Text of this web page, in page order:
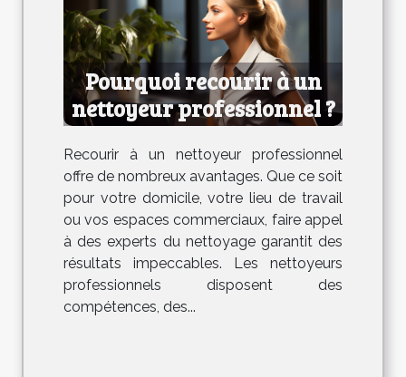
Pourquoi recourir à un
nettoyeur professionnel ?
Recourir à un nettoyeur professionnel
offre de nombreux avantages. Que ce soit
pour votre domicile, votre lieu de travail
ou vos espaces commerciaux, faire appel
à des experts du nettoyage garantit des
résultats impeccables. Les nettoyeurs
professionnels disposent des
compétences, des...